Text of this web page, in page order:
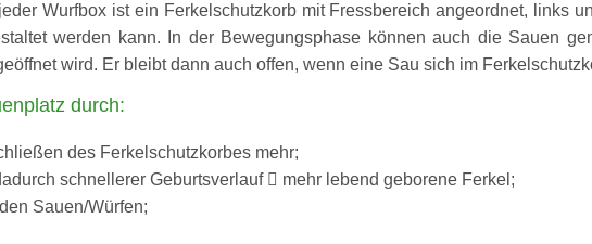
Wurfbox ist ein Ferkelschutzkorb mit Fressbereich angeordnet, links
werden kann. In der Bewegungsphase können auch die Sauen
wird. Er bleibt dann auch offen, wenn eine Sau sich im
durch:
des Ferkelschutzkorbes mehr;
schnellerer Geburtsverlauf  mehr lebend geborene Ferkel;
Sauen/Würfen;